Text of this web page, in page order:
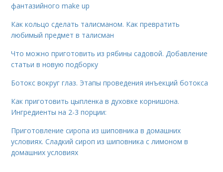
фантазийного make up
Как кольцо сделать талисманом. Как превратить
любимый предмет в талисман
Что можно приготовить из рябины садовой. Добавление
статьи в новую подборку
Ботокс вокруг глаз. Этапы проведения инъекций ботокса
Как приготовить цыпленка в духовке корнишона.
Ингредиенты на 2-3 порции:
Приготовление сиропа из шиповника в домашних
условиях. Сладкий сироп из шиповника с лимоном в
домашних условиях